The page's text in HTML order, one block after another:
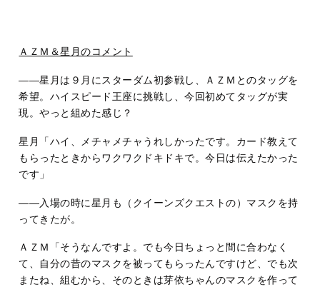
ＡＺＭ＆星月のコメント
――星月は９月にスターダム初参戦し、ＡＺＭとのタッグを
希望。ハイスピード王座に挑戦し、今回初めてタッグが実
現。やっと組めた感じ？
星月「ハイ、メチャメチャうれしかったです。カード教えて
もらったときからワクワクドキドキで。今日は伝えたかった
です」
――入場の時に星月も（クイーンズクエストの）マスクを持
ってきたが。
ＡＺＭ「そうなんですよ。でも今日ちょっと間に合わなく
て、自分の昔のマスクを被ってもらったんですけど、でも次
またね、組むから、そのときは芽依ちゃんのマスクを作って